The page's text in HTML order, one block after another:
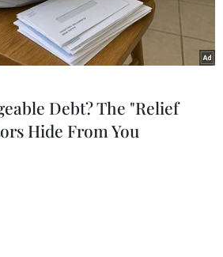
Debt? The "Relief
Hide From You